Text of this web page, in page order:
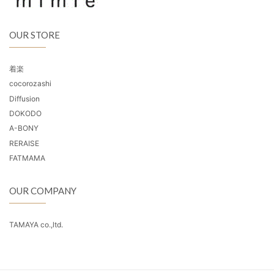
OUR STORE
着楽
cocorozashi
Diffusion
DOKODO
A-BONY
RERAISE
FATMAMA
OUR COMPANY
TAMAYA co.,ltd.